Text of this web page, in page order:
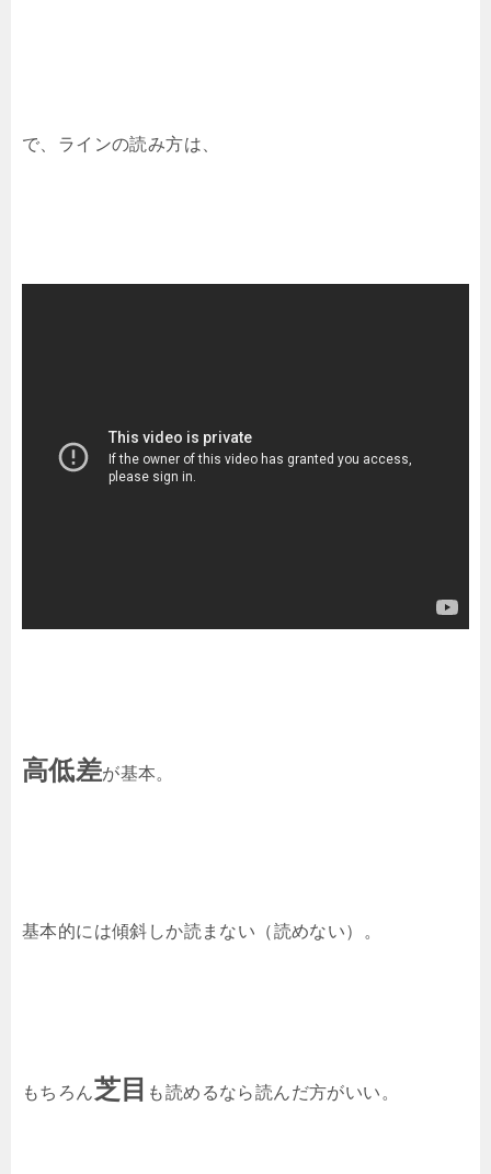
で、ラインの読み方は、
高低差が基本。
基本的には傾斜しか読まない（読めない）。
もちろん芝目 も読めるなら読んだ方がいい。